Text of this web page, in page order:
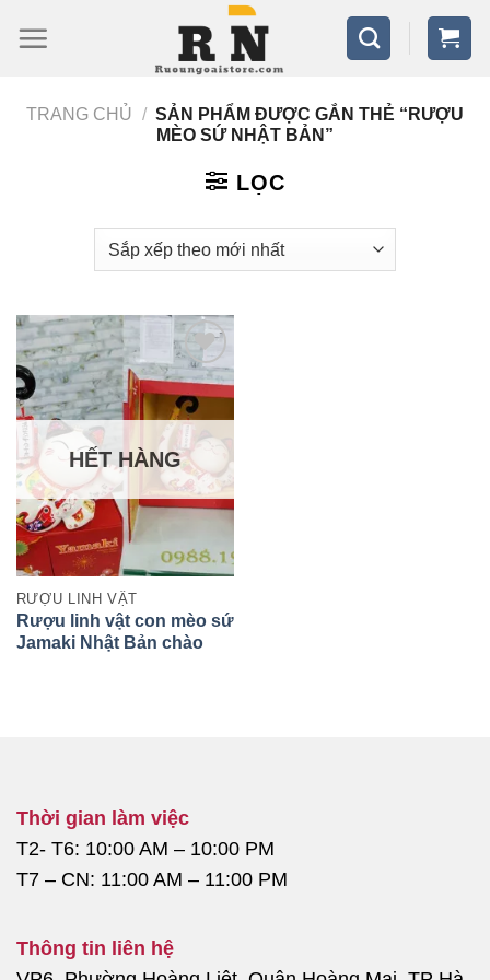
qua
dungTRANG CHỦ / SẢN PHẨM ĐƯỢC GẮN THẺ “RƯỢU
MÈO SỨ NHẬT BẢN”
LỌC
HẾT HÀNG
RƯỢU LINH VẬT
Rượu linh vật con mèo sứ
Jamaki Nhật Bản chào
Thời gian làm việc
T2- T6: 10:00 AM – 10:00 PM
T7 – CN: 11:00 AM – 11:00 PM
Thông tin liên hệ